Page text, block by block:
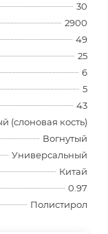
30
2900
49
25
6
5
43
(слоновая кость)
Вогнутый
Универсальный
Китай
0.97
Полистирол